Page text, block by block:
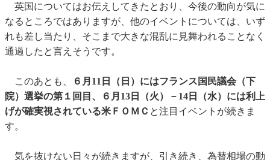
英国についてはお伝えしてきたとおり、今後の動向が気に
なるところではありますが、他のイベントについては、いず
れも差し当たり、そこまで大きな混乱に見舞われることなく
通過したと言えそうです。
このあとも、
６月11日（日）にはフランス国民議会（下
院）選挙の第１回目、６月13日（火）－14日（水）には利上
げが確実視されている米ＦＯＭＣ と注目イベントが続きま
す。
気を抜けない日々が続きますが、引き続き、為替相場の動